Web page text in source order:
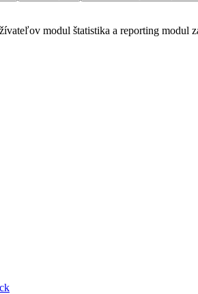
modul štatistika a reporting modul